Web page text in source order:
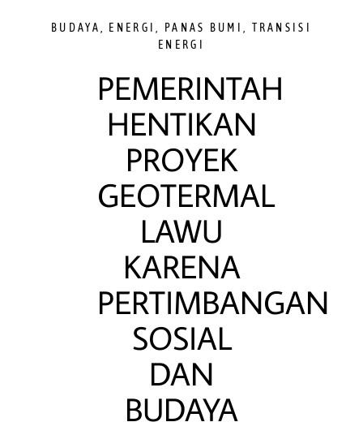
BUDAYA ENERGI PANAS BUMI
TRANSISI
ENERGI
PEMERINTAH
HENTIKAN
PROYEK
GEOTERMAL
LAWU
KARENA
PERTIMBANGAN
SOSIAL
DAN
BUDAYA